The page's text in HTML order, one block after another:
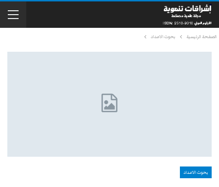
الصفحة الرئيسية بحوث الاعداد
بحوث الاعداد